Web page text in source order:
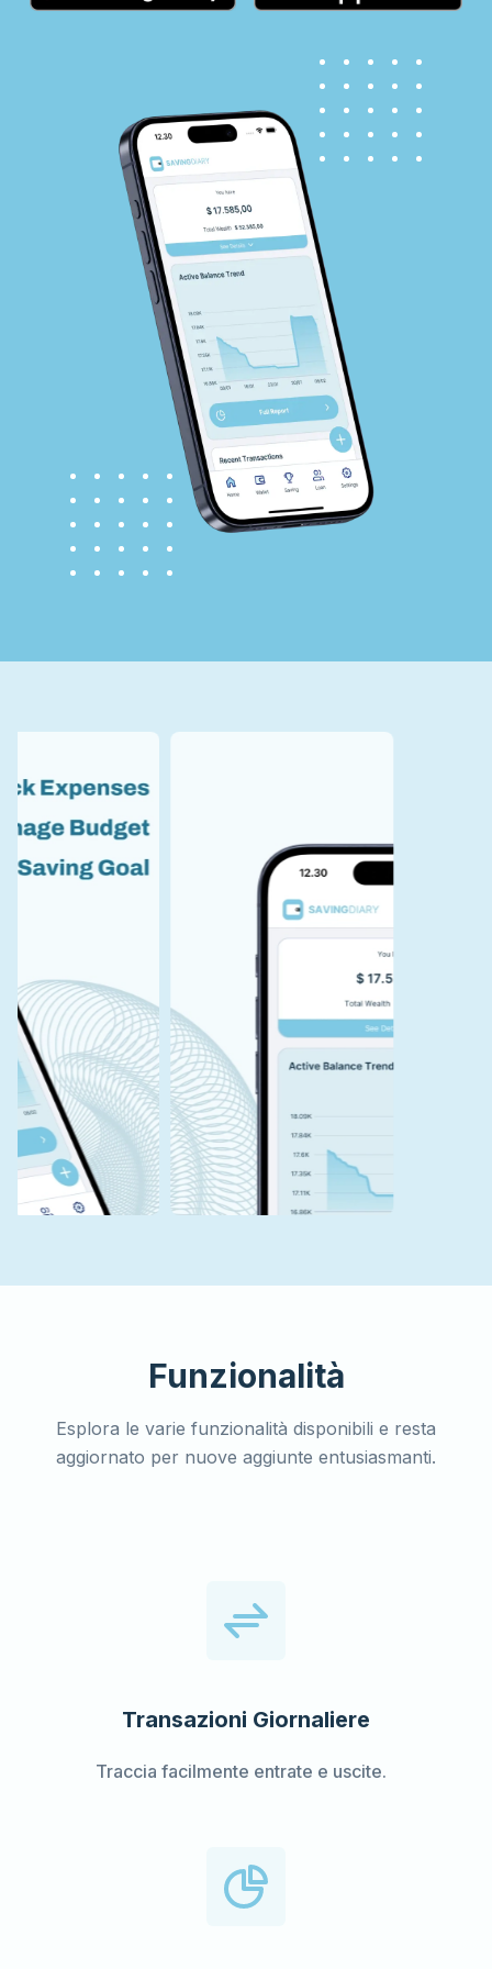
Funzionalità
Esplora le varie funzionalità disponibili e resta
aggiornato per nuove aggiunte entusiasmanti.
Transazioni Giornaliere
Traccia facilmente entrate e uscite.